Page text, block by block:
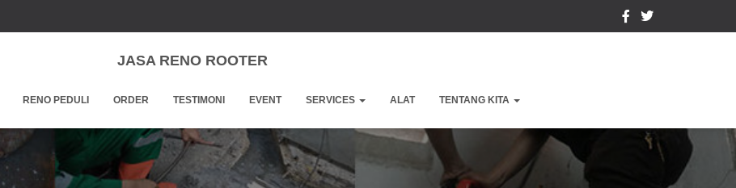
JASA RENO ROOTER
RENO PEDULI ORDER TESTIMONI EVENT SERVICES ALAT TENTANG KITA